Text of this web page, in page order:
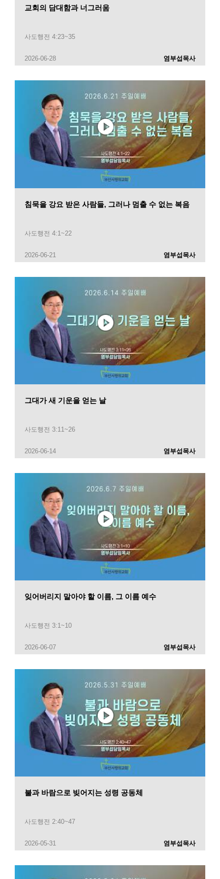
교회의 담대함과 너그러움
사도행전 4:23~35
2026-06-28 염부섭목사
침묵을 강요 받은 사람들, 그러나 멈출 수 없는 복음
사도행전 4:1~22
2026-06-21 염부섭목사
그대가 새 기운을 얻는 날
사도행전 3:11~26
2026-06-14 염부섭목사
잊어버리지 말아야 할 이름, 그 이름 예수
사도행전 3:1~10
2026-06-07 염부섭목사
불과 바람으로 빚어지는 성령 공동체
사도행전 2:40~47
2026-05-31 염부섭목사